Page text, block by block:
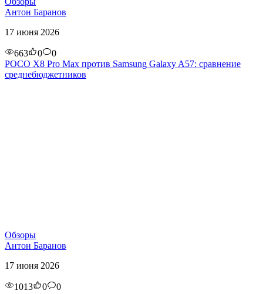
Антон Баранов
17 июня 2026
663 0
0
POCO X8 Pro Max против Samsung Galaxy A57: сравнение
среднебюджетников
Обзоры
Антон Баранов
17 июня 2026
1013 0 0